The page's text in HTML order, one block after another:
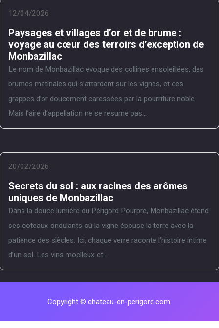
12/04/2026
Paysages et villages d’or et de brume :
voyage au cœur des terroirs d’exception de
Monbazillac
Le nom de Monbazillac évoque des collines ensoleillées, des
brumes matinales qui s’attardent sur les vignes, et ces
grappes d’or doucement caressées par la pourriture noble.
Mais l’aire d’appellation ne se résume pas...
20/02/2026
Secrets du sol : aux racines des arômes
uniques de Monbazillac
Dans la douce lumière du Périgord Pourpre, Monbazillac étend
ses coteaux ondulants où la vigne épouse la terre avec la
patience des siècles. Ici, chaque verre raconte l’histoire intime
d’un sol. Les vins moelleux et...
Copyright © chateau-en-perigord.com.